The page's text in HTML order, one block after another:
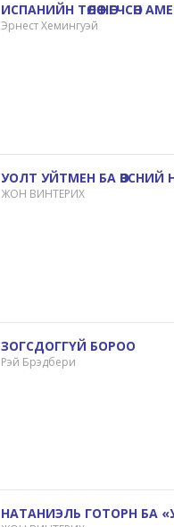
ИСПАНИЙН ТӨЛӨӨ НӨГЧСӨН
Эрнест Хемингуэй
УОЛТ УЙТМЕН БА ӨВСНИЙ
ЖОН ВИНТЕРИХ
ЗОГСДОГГҮЙ БОРОО
Рэй Брэдбери
НАТАНИЭЛЬ ГОТОРН БА